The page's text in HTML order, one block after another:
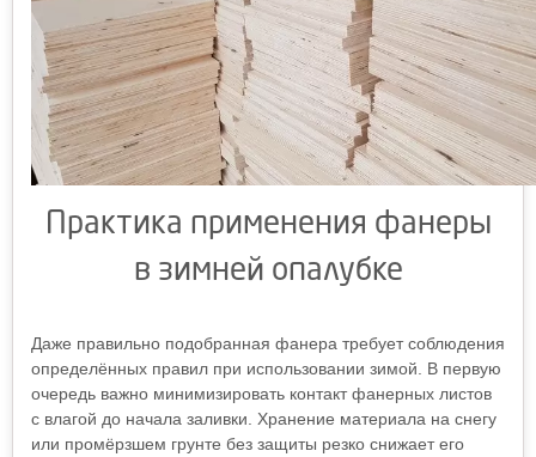
Практика применения фанеры
в зимней опалубке
Даже правильно подобранная фанера требует соблюдения
определённых правил при использовании зимой. В первую
очередь важно минимизировать контакт фанерных листов
с влагой до начала заливки. Хранение материала на снегу
или промёрзшем грунте без защиты резко снижает его